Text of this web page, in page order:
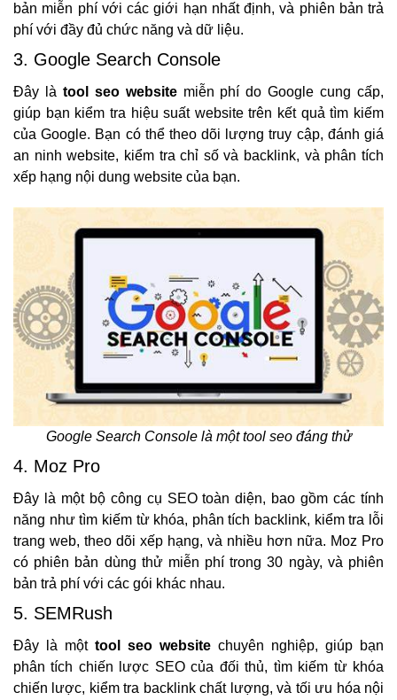
bản miễn phí với các giới hạn nhất định, và phiên bản trả
phí với đầy đủ chức năng và dữ liệu.
3. Google Search Console
Đây là tool seo websitemiễn phí do Google cung cấp,
giúp bạn kiểm tra hiệu suất website trên kết quả tìm kiếm
của Google. Bạn có thể theo dõi lượng truy cập, đánh giá
an ninh website, kiểm tra chỉ số và backlink, và phân tích
xếp hạng nội dung website của bạn.
Google Search Console là một tool seo đáng thử
4. Moz Pro
Đây là một bộ công cụ SEO toàn diện, bao gồm các tính
năng như tìm kiếm từ khóa, phân tích backlink, kiểm tra lỗi
trang web, theo dõi xếp hạng, và nhiều hơn nữa. Moz Pro
có phiên bản dùng thử miễn phí trong 30 ngày, và phiên
bản trả phí với các gói khác nhau.
5. SEMRush
Đây là một tool seo website chuyên nghiệp, giúp bạn
phân tích chiến lược SEO của đối thủ, tìm kiếm từ khóa
chiến lược, kiểm tra backlink chất lượng, và tối ưu hóa nội